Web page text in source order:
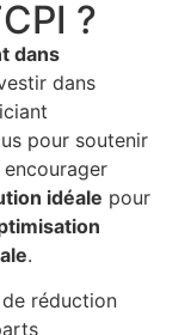
?
dans
dans
pour soutenir
idéale pour
.
réduction